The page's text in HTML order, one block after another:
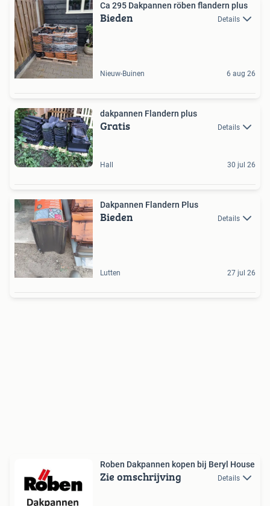
Ca 295 Dakpannen röben flandern plus
Bieden Details
Nieuw-Buinen 6 aug 26
dakpannen Flandern plus
Gratis Details
Hall 30 jul 26
Dakpannen Flandern Plus
Bieden Details
Lutten 27 jul 26
Roben Dakpannen kopen bij Beryl House
Zie omschrijving Details